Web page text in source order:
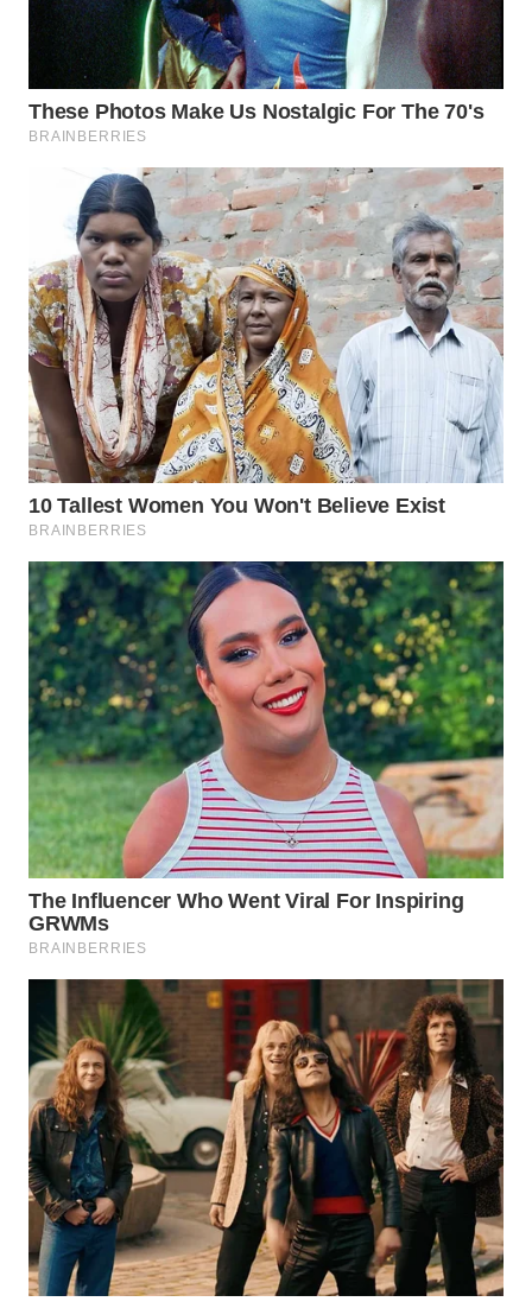
WN
BINTAN
WN
WN
LIKUPANG
WN
LABUANBAJO
WN
BORNEO
Wahana
Media
Group
WAHANA
NEWS
WAHANA
TANI
WAHANA
ADVOKAT
WAHANA
INFRASTRUKTUR
WAHANA
KONSUMEN
WAHANA
LISTRIK
WAHANA
TRAVEL
WAHANA
TV
WAHANANEWS